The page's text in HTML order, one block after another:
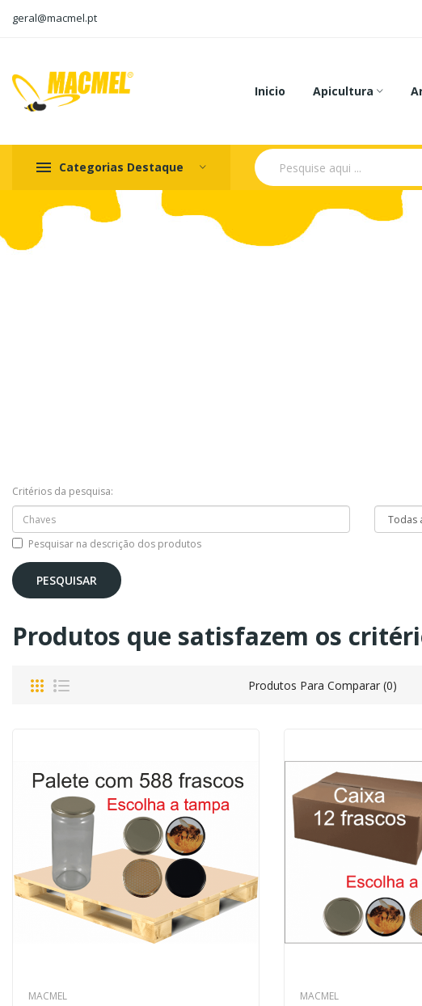
geral@macmel.pt
Inicio Apicultura
Categorias Destaque
Critérios da pesquisa:
Pesquisar na descrição dos produtos
Produtos que satisfazem os
Produtos Para Comparar (0)
MACMEL MACMEL